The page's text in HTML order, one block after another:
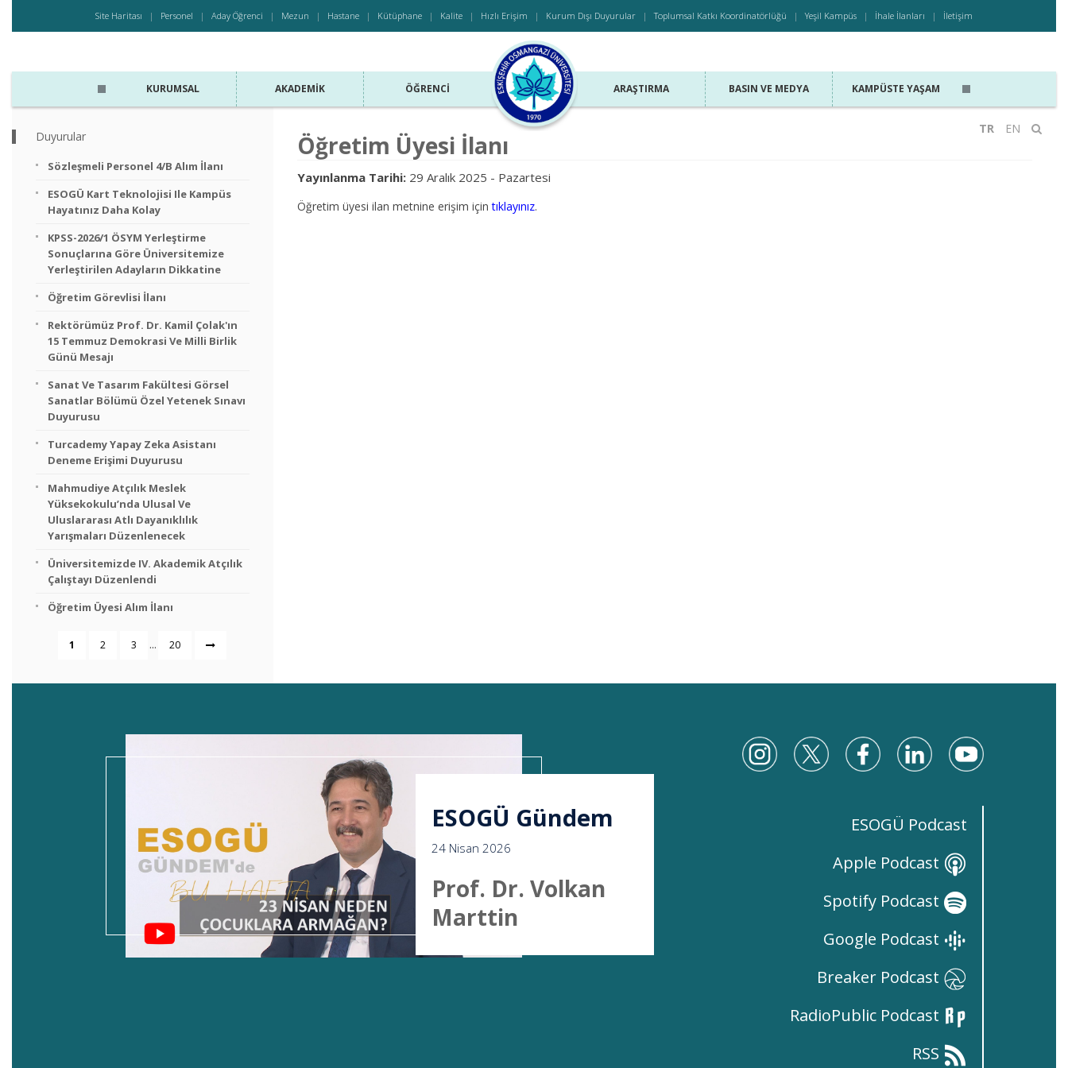
Site Haritası Personel Aday Öğrenci Mezun Hastane Kütüphane Kalite Hızlı Erişim Kurum Dışı Duyurular Toplumsal Katkı Koordinatörlüğü Yeşil Kampüs İhale İlanları İletişim
TR EN
KURUMSAL AKADEMIK ÖĞRENCI ARAŞTIRMA BASIN VE MEDYA KAMPÜSTE YAŞAM
Öğretim Üyesi İlanı
Yayınlanma Tarihi:29 Aralık 2025 - Pazartesi
Öğretim üyesi ilan metnine erişim içintıklayınız.
Duyurular
Sözleşmeli Personel 4/B Alım İlanı
ESOGÜ Kart Teknolojisi Ile Kampüs
Hayatınız Daha Kolay
KPSS-2026/1 ÖSYM Yerleştirme
Sonuçlarına Göre Üniversitemize
Yerleştirilen Adayların Dikkatine
Öğretim Görevlisi İlanı
Rektörümüz Prof. Dr. Kamil Çolak'ın
15 Temmuz Demokrasi Ve Milli Birlik
Günü Mesajı
Sanat Ve Tasarım Fakültesi Görsel
Sanatlar Bölümü Özel Yetenek Sınavı
Duyurusu
Turcademy Yapay Zeka Asistanı
Deneme Erişimi Duyurusu
Mahmudiye Atçılık Meslek
Yüksekokulu’nda Ulusal Ve
Uluslararası Atlı Dayanıklılık
Yarışmaları Düzenlenecek
Üniversitemizde IV. Akademik Atçılık
Çalıştayı Düzenlendi
Öğretim Üyesi Alım İlanı
1 2 3 ... 20
ESOGÜ Gündem
24 Nisan 2026
Prof. Dr. Volkan
Marttin
ESOGÜ Podcast
Apple Podcast
Spotify Podcast
Google Podcast
Breaker Podcast
RadioPublic Podcast
RSS